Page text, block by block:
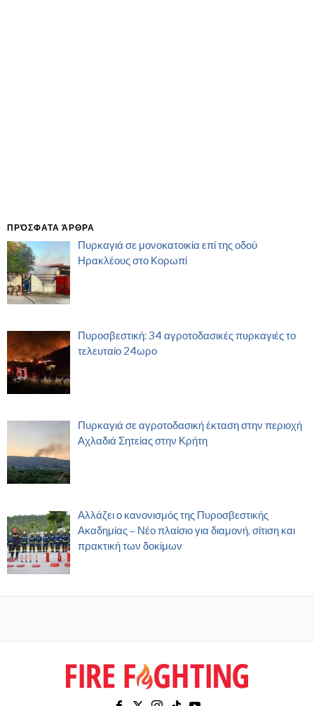
ΠΡΌΣΦΑΤΑ ΆΡΘΡΑ
Πυρκαγιά σε μονοκατοικία επί της οδού
Ηρακλέους στο Κορωπί
Πυροσβεστική: 34 αγροτοδασικές πυρκαγιές το
τελευταίο 24ωρο
Πυρκαγιά σε αγροτοδασική έκταση στην περιοχή
Αχλαδιά Σητείας στην Κρήτη
Αλλάζει ο κανονισμός της Πυροσβεστικής
Ακαδημίας – Νέο πλαίσιο για διαμονή, σίτιση και
πρακτική των δοκίμων